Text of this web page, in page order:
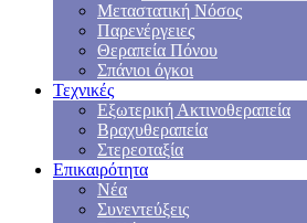
Μεταστατική Νόσος
Παρενέργειες
Θεραπεία Πόνου
Σπάνιοι όγκοι
Τεχνικές
Εξωτερική Ακτινοθεραπεία
Βραχυθεραπεία
Στερεοταξία
Επικαιρότητα
Νέα
Συνεντεύξεις